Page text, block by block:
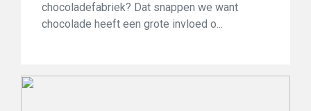
chocoladefabriek? Dat snappen we want
chocolade heeft een grote invloed o...